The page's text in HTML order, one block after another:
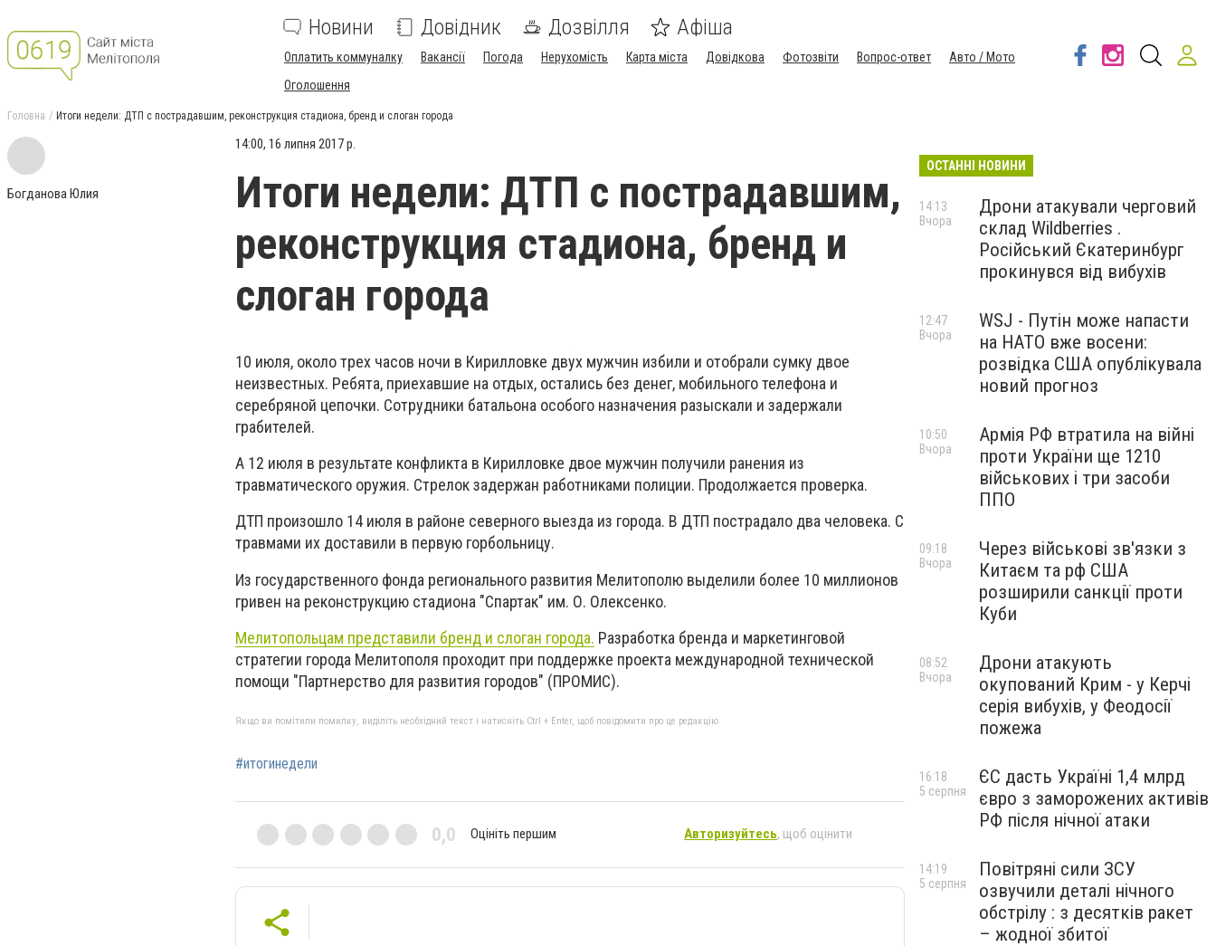
Новини Довідник Дозвілля Афіша
Оплатить коммуналку Вакансії Погода Нерухомість Карта міста Довідкова Фотозвіти Вопрос-ответ
Авто / Мото
Оголошення
Головна Итоги недели: ДТП с пострадавшим, реконструкция стадиона, бренд и слоган города
Богданова Юлия
14:00, 16 липня 2017 р.
Итоги недели: ДТП с пострадавшим,
реконструкция стадиона, бренд и
слоган города
10 июля, около трех часов ночи в Кирилловке двух мужчин избили и отобрали сумку двое
неизвестных. Ребята, приехавшие на отдых, остались без денег, мобильного телефона и
серебряной цепочки. Сотрудники батальона особого назначения разыскали и задержали
грабителей.
А 12 июля в результате конфликта в Кирилловке двое мужчин получили ранения из
травматического оружия. Стрелок задержан работниками полиции. Продолжается проверка.
ДТП произошло 14 июля в районе северного выезда из города. В ДТП пострадало два человека. С
травмами их доставили в первую горбольницу.
Из государственного фонда регионального развития Мелитополю выделили более 10 миллионов
гривен на реконструкцию стадиона "Спартак" им. О. Олексенко.
Мелитопольцам представили бренд и слоган города. Разработка бренда и маркетинговой
стратегии города Мелитополя проходит при поддержке проекта международной технической
помощи "Партнерство для развития городов" (ПРОМИС).
Якщо ви помітили помилку, виділіть необхідний текст і натисніть Ctrl + Enter, щоб повідомити про це редакцію
#итогинедели
0,0 Оцініть першим Авторизуйтесь, щоб оцінити
ОСТАННІ НОВИНИ
Дрони атакували черговий
склад Wildberries .
Російський Єкатеринбург
прокинувся від вибухів
14:13
Вчора
WSJ - Путін може напасти
на НАТО вже восени:
розвідка США опублікувала
новий прогноз
12:47
Вчора
Армія РФ втратила на війні
проти України ще 1210
військових і три засоби
ППО
10:50
Вчора
Через військові зв'язки з
Китаєм та рф США
розширили санкції проти
Куби
09:18
Вчора
Дрони атакують
окупований Крим - у Керчі
серія вибухів, у Феодосії
пожежа
08:52
Вчора
ЄС дасть Україні 1,4 млрд
євро з заморожених активів
РФ після нічної атаки
16:18
5 серпня
Повітряні сили ЗСУ
озвучили деталі нічного
обстрілу : з десятків ракет
– жодної збитої
14:19
5 серпня